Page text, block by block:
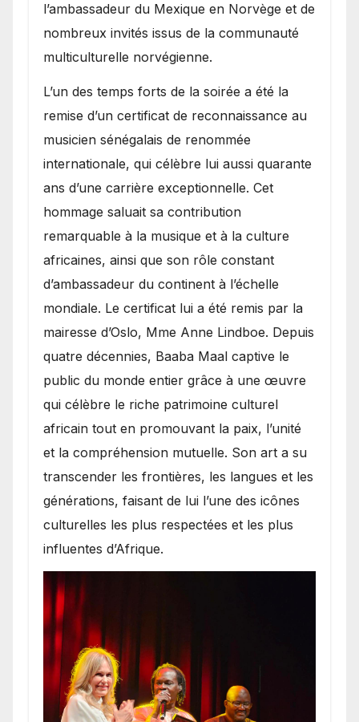
l’ambassadeur du Mexique en Norvège et de
nombreux invités issus de la communauté
multiculturelle norvégienne.
​L’un des temps forts de la soirée a été la
remise d’un certificat de reconnaissance au
musicien sénégalais de renommée
internationale, qui célèbre lui aussi quarante
ans d’une carrière exceptionnelle. Cet
hommage saluait sa contribution
remarquable à la musique et à la culture
africaines, ainsi que son rôle constant
d’ambassadeur du continent à l’échelle
mondiale. Le certificat lui a été remis par la
mairesse d’Oslo, Mme Anne Lindboe. Depuis
quatre décennies, Baaba Maal captive le
public du monde entier grâce à une œuvre
qui célèbre le riche patrimoine culturel
africain tout en promouvant la paix, l’unité
et la compréhension mutuelle. Son art a su
transcender les frontières, les langues et les
générations, faisant de lui l’une des icônes
culturelles les plus respectées et les plus
influentes d’Afrique.